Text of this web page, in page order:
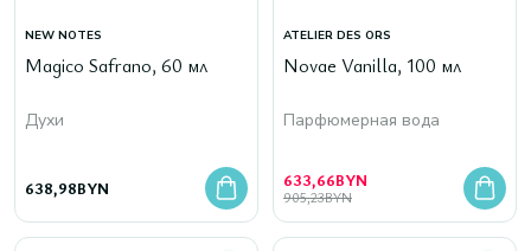
NEW NOTES
Magico Safrano, 60 мл
Духи
638,98BYN
ATELIER DES ORS
Novae Vanilla, 100 мл
Парфюмерная вода
633,66BYN
905,23BYN